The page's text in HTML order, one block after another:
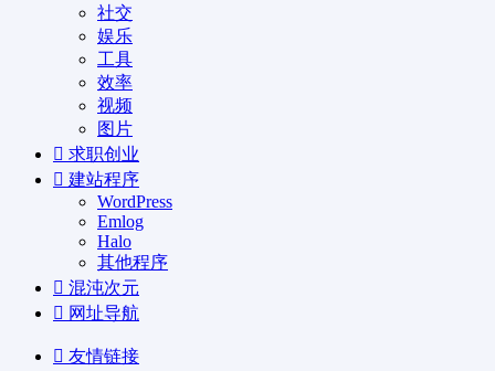
社交
娱乐
工具
效率
视频
图片
求职创业
建站程序
WordPress
Emlog
Halo
其他程序
混沌次元
网址导航
友情链接